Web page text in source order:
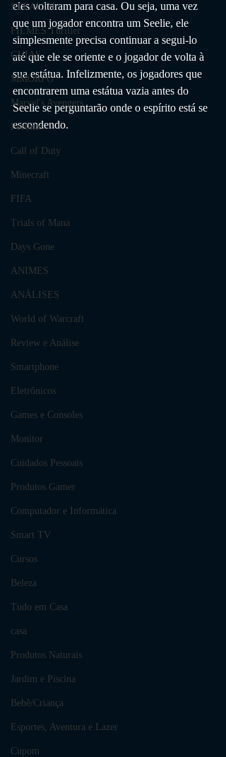
STEALTH
FILMES Thriller
GUIAS
MMORPG
Marvel's Avengers
Fortnite
Call of Duty
Minecraft
FIFA
Trials of Mana
Days Gone
ANIMES
ANÁLISES
World of Warcraft
Review e Análise
Smartphone
Eletrônicos
Games e Consoles
Monitor
Cuidados Pessoais
Produtos Gamer
Computador e Informática
Smart TV
Cursos
Beleza
Tudo em Casa
casa
Produtos Naturais
Jardim e Piscina
Bebê/Criança
Esportes, Aventura e Lazer
Cupom
eles voltaram para casa. Ou seja, uma vez
que um jogador encontra um Seelie, ele
simplesmente precisa continuar a segui-lo
até que ele se oriente e o jogador de volta à
sua estátua. Infelizmente, os jogadores que
encontrarem uma estátua vazia antes do
Seelie se perguntarão onde o espírito está se
escondendo.